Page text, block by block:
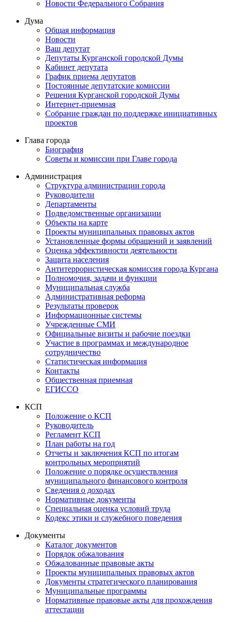
Новости Федерального Cобрания
Дума
Общая информация
Новости
Ваш депутат
Депутаты Курганской городской Думы
Кабинет депутата
График приема депутатов
Постоянные депутатские комиссии
Решения Курганской городской Думы
Интернет-приемная
Собрание граждан по поддержке инициативных
проектов
Глава города
Биография
Советы и комиссии при Главе города
Администрация
Структура администрации города
Руководители
Департаменты
Подведомственные организации
Объекты на карте
Проекты муниципальных правовых актов
Установленные формы обращений и заявлений
Оценка эффективности деятельности
Защита населения
Антитеррористическая комиссия города Кургана
Полномочия, задачи и функции
Муниципальная служба
Административная реформа
Результаты проверок
Информационные системы
Учрежденные СМИ
Официальные визиты и рабочие поездки
Участие в программах и международное
сотрудничество
Статистическая информация
Контакты
Общественная приемная
ЕГИССО
КСП
Положение о КСП
Руководитель
Регламент КСП
План работы на год
Отчеты и заключения КСП по итогам
контрольных мероприятий
Положение о порядке осуществления
муниципального финансового контроля
Сведения о доходах
Нормативные документы
Специальная оценка условий труда
Кодекс этики и служебного поведения
Документы
Каталог документов
Порядок обжалования
Обжалованные правовые акты
Проекты муниципальных правовых актов
Документы стратегического планирования
Муниципальные программы
Нормативные правовые акты для прохождения
аттестации